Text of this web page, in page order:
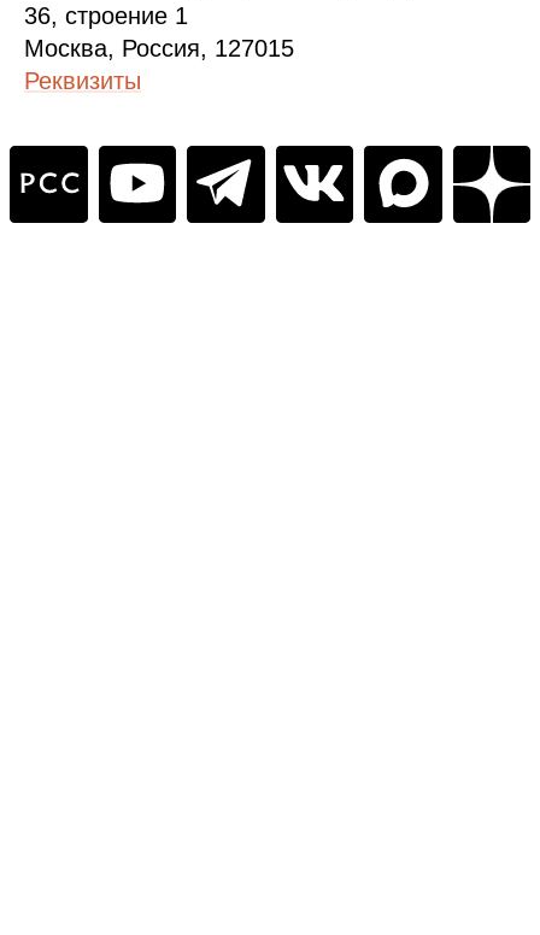
36, строение 1
Москва, Россия, 127015
Реквизиты